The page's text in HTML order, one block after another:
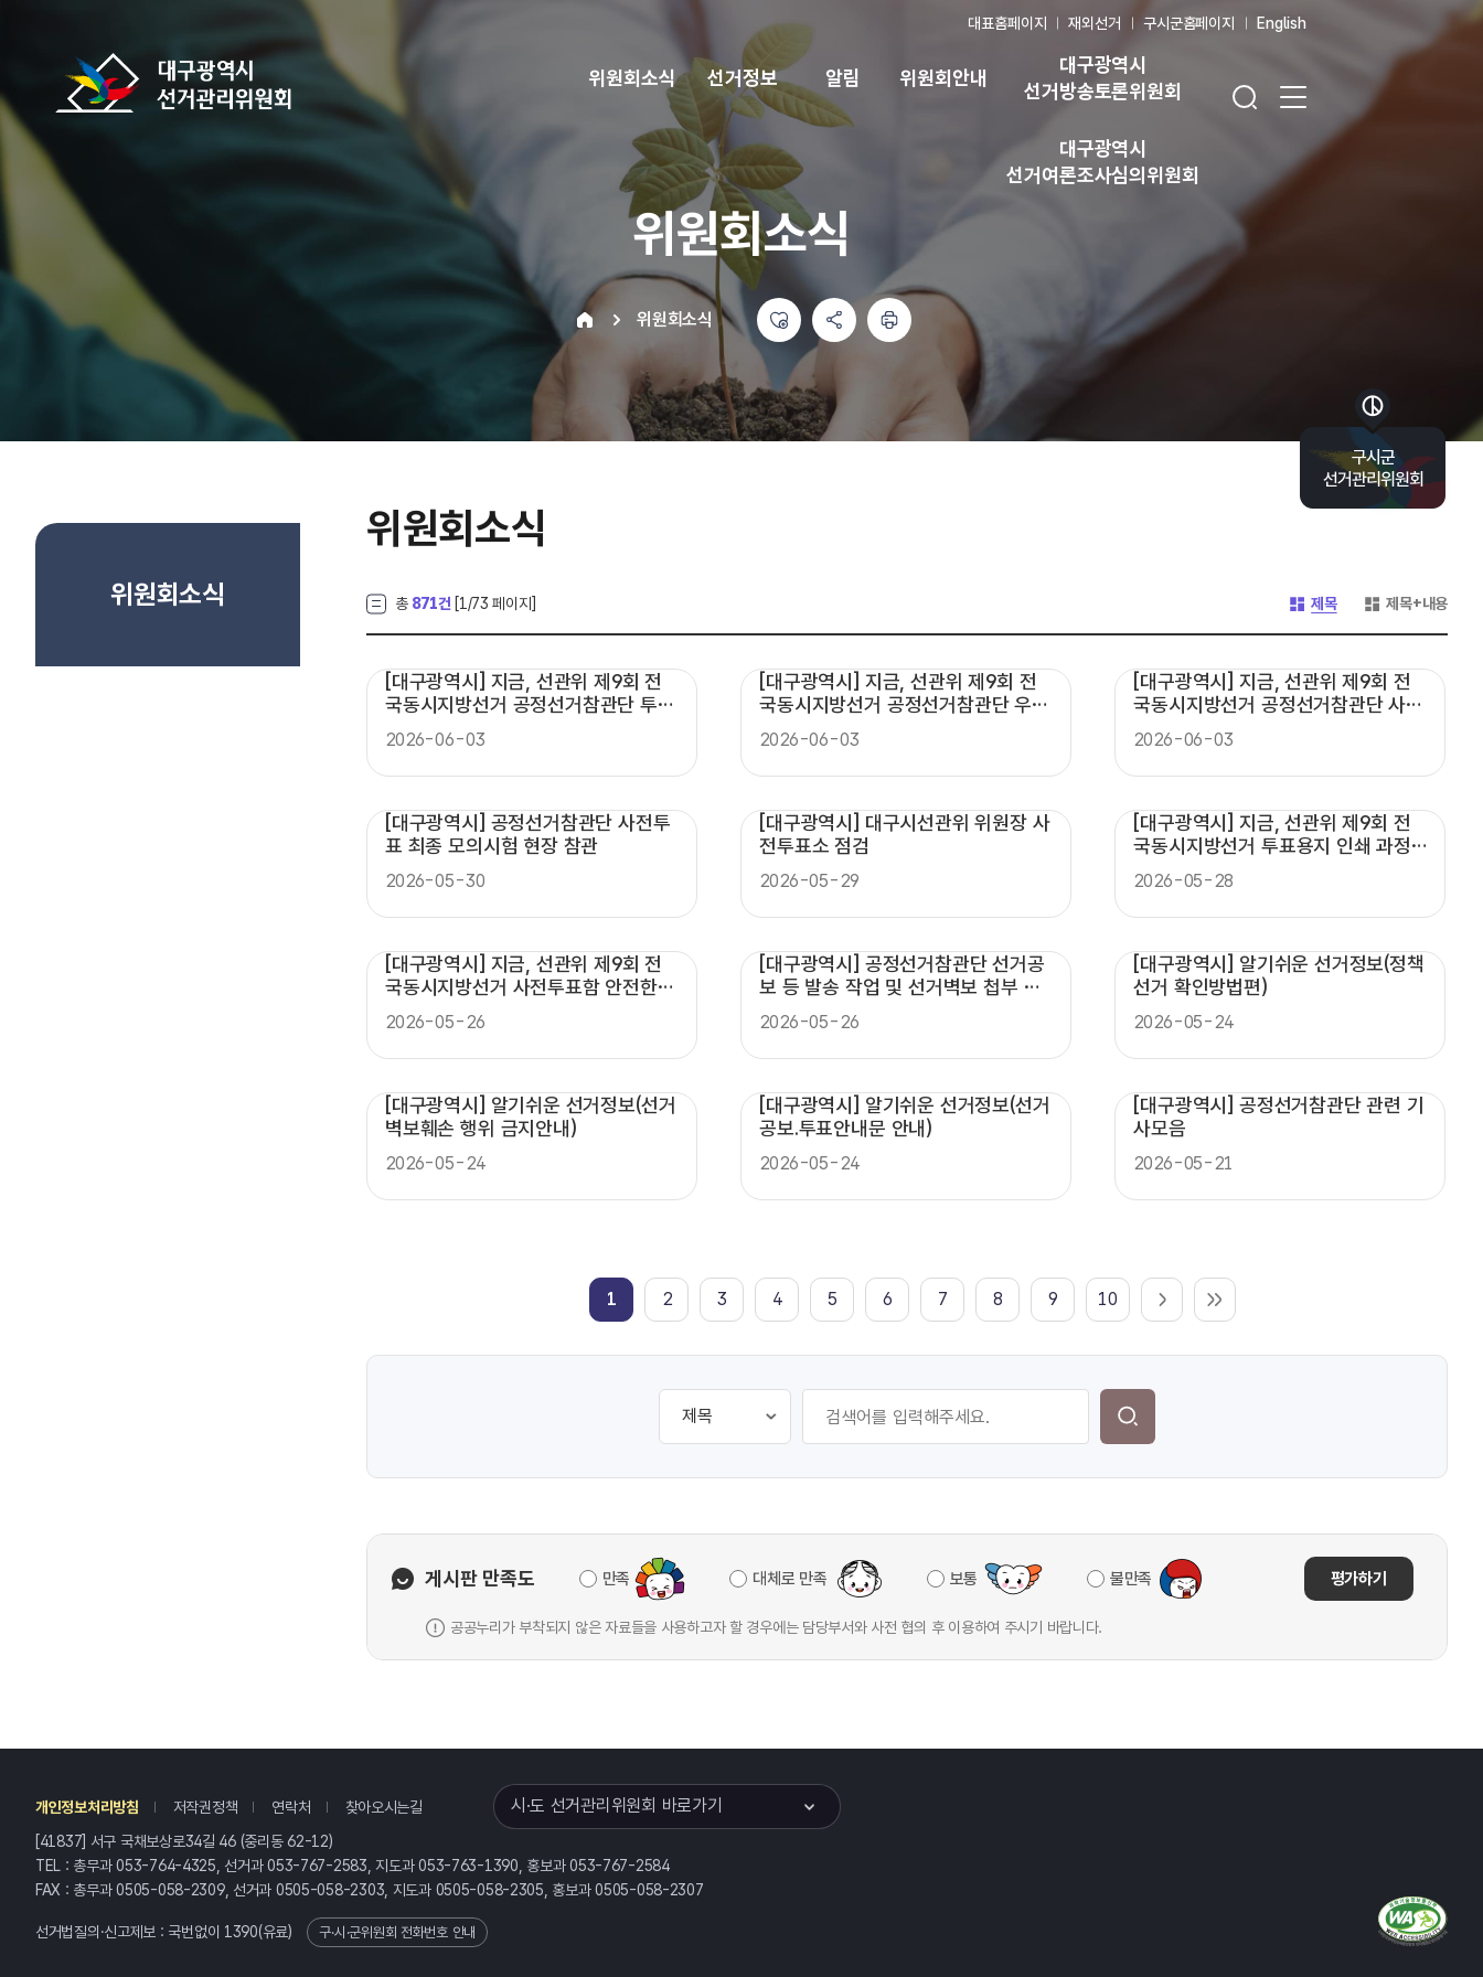
대표홈페이지 재외선거 구시군홈페이지 English
위원회소식 선거정보 알림 위원회안내
대구광역시
선거방송토론위원회
대구광역시
선거여론조사심의위원회
위원회소식
위원회소식
위원회소식
위원회소식
총 871건 [1 /73 페이지] 제목 제목+내용
[대구광역시] 지금, 선관위 제9회 전
국동시지방선거 공정선거참관단 투표
용지 송부 등 현장 참관
2026-06-03
[대구광역시] 지금, 선관위 제9회 전
국동시지방선거 공정선거참관단 우편
투표 접수 등 현장 참관
2026-06-03
[대구광역시] 지금, 선관위 제9회 전
국동시지방선거 공정선거참관단 사전
투표 현장 참관
2026-06-03
[대구광역시] 공정선거참관단 사전투
표 최종 모의시험 현장 참관
2026-05-30
[대구광역시] 대구시선관위 위원장 사
전투표소 점검
2026-05-29
[대구광역시] 지금, 선관위 제9회 전
국동시지방선거 투표용지 인쇄 과정
점검
2026-05-28
[대구광역시] 지금, 선관위 제9회 전
국동시지방선거 사전투표함 안전한
보관.관리 및 공정선거참관단 활동
2026-05-26
[대구광역시] 공정선거참관단 선거공
보 등 발송 작업 및 선거벽보 첩부 현
장 참관
2026-05-26
[대구광역시] 알기쉬운 선거정보(정책
선거 확인방법편)
2026-05-24
[대구광역시] 알기쉬운 선거정보(선거
벽보훼손 행위 금지안내)
2026-05-24
[대구광역시] 알기쉬운 선거정보(선거
공보.투표안내문 안내)
2026-05-24
[대구광역시] 공정선거참관단 관련 기
사모음
2026-05-21
1 2 3 4 5 6 7 8 9 10
게시판 만족도 만족 대체로 만족 보통 불만족 평가하기
공공누리가 부착되지 않은 자료들을 사용하고자 할 경우에는 담당부서와 사전 협의 후 이용하여 주시기 바랍니다.
구시군
선거관리위원회
바로가기 목록 열기
개인정보처리방침 저작권정책 연락처 찾아오시는길 시·도 선거관리위원회 바로가기
[41837] 서구 국채보상로34길 46 (중리동 62-12)
TEL : 총무과 053-764-4325, 선거과 053-767-2583, 지도과 053-763-1390, 홍보과 053-767-2584
FAX : 총무과 0505-058-2309, 선거과 0505-058-2303, 지도과 0505-058-2305, 홍보과 0505-058-2307
선거법질의·신고제보 : 국번없이 1390(유료) 구·시·군위원회 전화번호 안내